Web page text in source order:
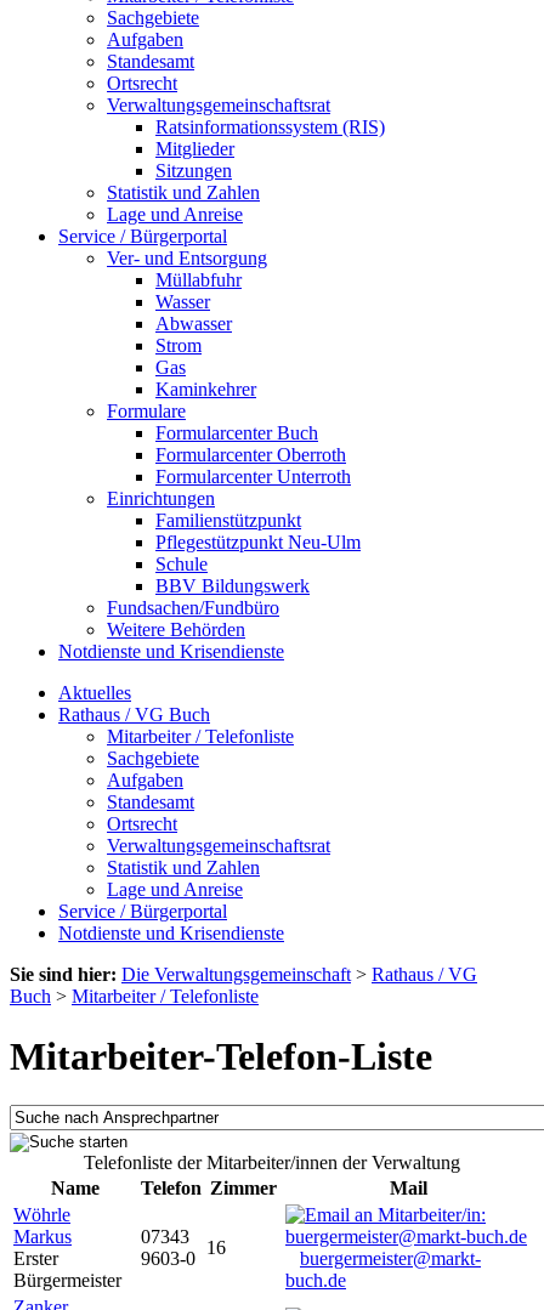
Sachgebiete
Aufgaben
Standesamt
Ortsrecht
Verwaltungsgemeinschaftsrat
Ratsinformationssystem (RIS)
Mitglieder
Sitzungen
Statistik und Zahlen
Lage und Anreise
Service / Bürgerportal
Ver- und Entsorgung
Müllabfuhr
Wasser
Abwasser
Strom
Gas
Kaminkehrer
Formulare
Formularcenter Buch
Formularcenter Oberroth
Formularcenter Unterroth
Einrichtungen
Familienstützpunkt
Pflegestützpunkt Neu-Ulm
Schule
BBV Bildungswerk
Fundsachen/Fundbüro
Weitere Behörden
Notdienste und Krisendienste
Aktuelles
Rathaus / VG Buch
Mitarbeiter / Telefonliste
Sachgebiete
Aufgaben
Standesamt
Ortsrecht
Verwaltungsgemeinschaftsrat
Statistik und Zahlen
Lage und Anreise
Service / Bürgerportal
Notdienste und Krisendienste
Sie sind hier: Die Verwaltungsgemeinschaft > Rathaus / VG
Buch > Mitarbeiter / Telefonliste
Mitarbeiter-Telefon-Liste
Telefonliste der Mitarbeiter/innen der Verwaltung
Name
Telefon Zimmer
Mail
Wöhrle
Markus
Erster
Bürgermeister
07343
9603-0
16
buergermeister@markt-
buch.de